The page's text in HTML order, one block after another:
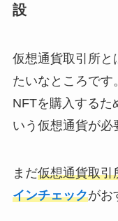
設
仮想通貨取引所と
たいなところです。
NFTを購入するた
いう仮想通貨が必
まだ仮想通貨取引
インチェックがお